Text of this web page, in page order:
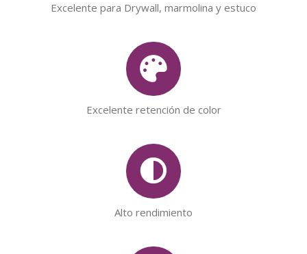
Excelente para Drywall, marmolina y estuco
Excelente retención de color
Alto rendimiento